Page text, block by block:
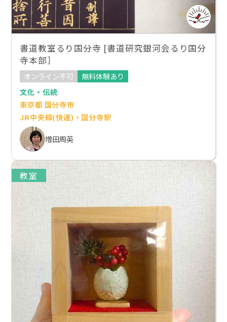
書道教室るり国分寺 [書道研究銀河会るり国分
寺本部］
オンライン不可
無料体験あり
文化・伝統
東京都 国分寺市
JR中央線(快速)・国分寺駅
増田周英
教室